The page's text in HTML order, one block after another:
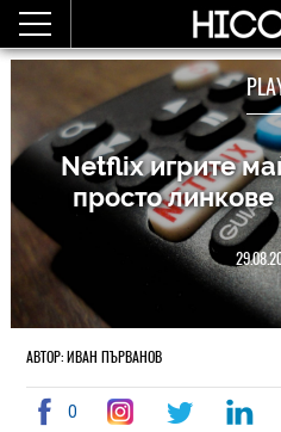
Netflix игрите
просто
АВТОР: ИВАН ПЪРВАНОВ
0